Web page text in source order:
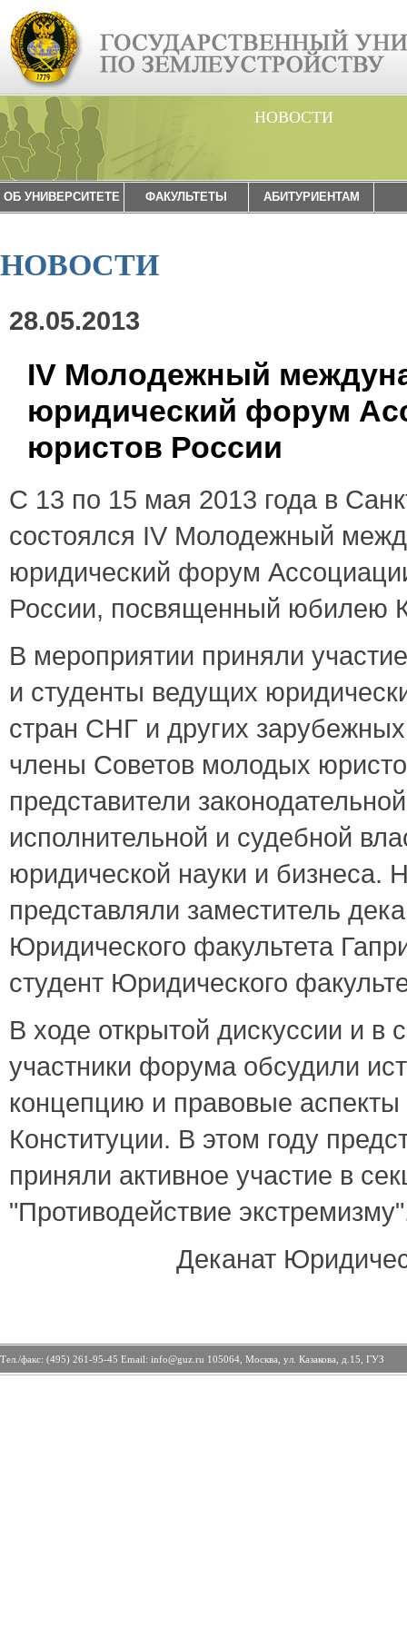
НОВОСТИ
ОБ УНИВЕРСИТЕТЕ ФАКУЛЬТЕТЫ АБИТУРИЕНТАМ
НОВОСТИ
28.05.2013
IV Молодежный
юридический форум
юристов России
С 13 по 15 мая 2013 года в
состоялся IV Молодежный
юридический форум
России, посвященный юбилею
В мероприятии приняли
и студенты ведущих
стран СНГ и других зарубежных
члены Советов молодых
представители
исполнительной и судебной
юридической науки и бизнеса.
представляли заместитель
Юридического факультета
студент Юридического
В ходе открытой дискуссии и в
участники форума обсудили
концепцию и правовые
Конституции. В этом году
приняли активное участие в
"Противодействие
Деканат
Тел./факс: (495) 261-95-45 Email: info@guz.ru 105064, Москва, ул. Казакова, д.15, ГУЗ